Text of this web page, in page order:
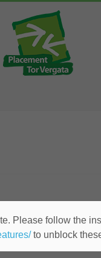
Trento
Please follow the
to unblock